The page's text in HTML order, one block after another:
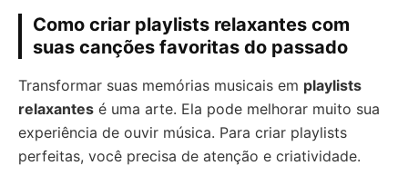
Como criar playlists relaxantes com
suas canções favoritas do passado
Transformar suas memórias musicais em playlists
relaxantes é uma arte. Ela pode melhorar muito sua
experiência de ouvir música. Para criar playlists
perfeitas, você precisa de atenção e criatividade.